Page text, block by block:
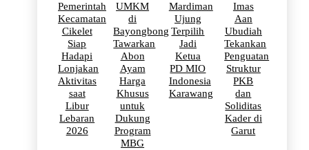
Pemerintah
Kecamatan
Cikelet
Siap
Hadapi
Lonjakan
Aktivitas
saat
Libur
Lebaran
2026
UMKM
di
Bayongbong
Tawarkan
Abon
Ayam
Harga
Khusus
untuk
Dukung
Program
MBG
Mardiman
Ujung
Terpilih
Jadi
Ketua
PD MIO
Indonesia
Karawang
Imas
Aan
Ubudiah
Tekankan
Penguatan
Struktur
PKB
dan
Soliditas
Kader di
Garut